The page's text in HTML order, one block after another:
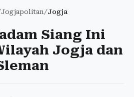
Jogjapolitan/Jogja
Siang Ini
Jogja dan